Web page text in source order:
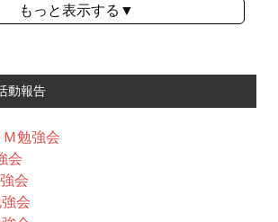
もっと表示する▼
動報告
勉強会
会
会
会